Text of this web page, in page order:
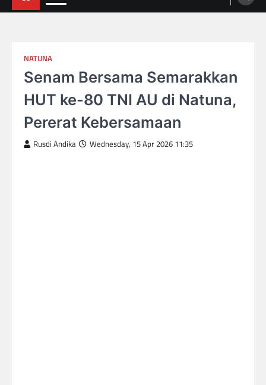
NATUNA
Senam Bersama Semarakkan
HUT ke-80 TNI AU di Natuna,
Pererat Kebersamaan
Rusdi Andika Wednesday, 15 Apr 2026 11:35